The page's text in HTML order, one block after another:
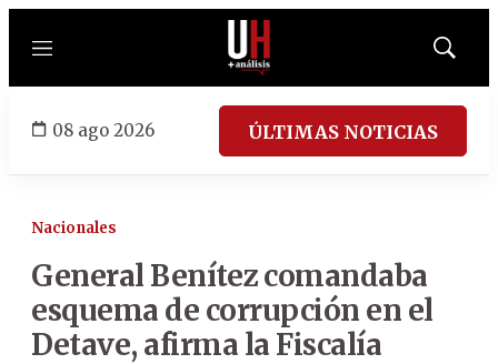
Menú
Mostrar
08 ago 2026 ÚLTIMAS NOTICIAS
Nacionales
General Benítez comandaba
esquema de corrupción en el
Detave, afirma la Fiscalía